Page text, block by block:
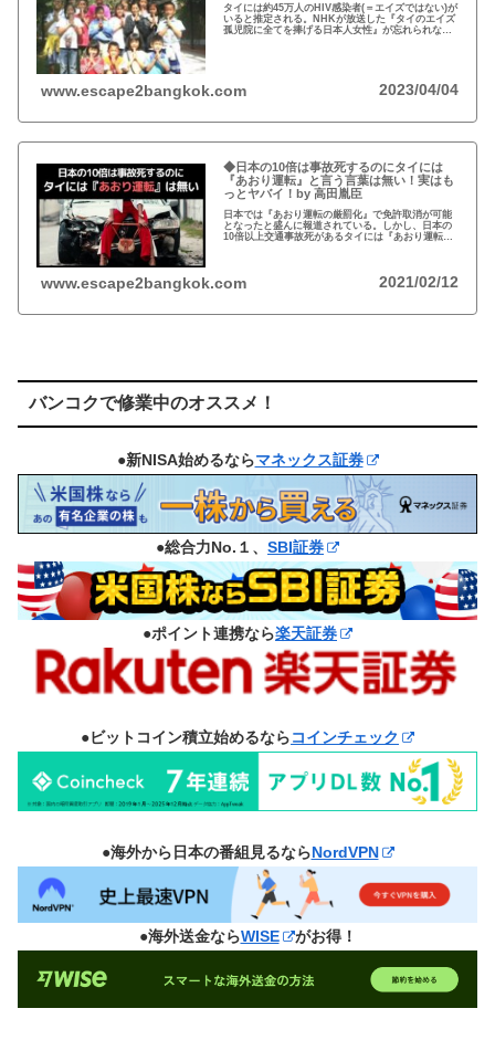
タイには約45万人のHIV感染者(＝エイズではない)が
いると推定される。NHKが放送した『タイのエイズ
孤児院に全てを捧げる日本人女性』が忘れられな
www.escape2bangkok.com 2023/04/04
◆日本の10倍は事故死するのにタイには
『あおり運転』と言う言葉は無い！実はも
っとヤバイ！by 高田胤臣
日本では『あおり運転の厳罰化』で免許取消が可能
となったと盛んに報道されている。しかし、日本の
10倍以上交通事故死があるタイには『あおり運転』
www.escape2bangkok.com 2021/02/12
バンコクで修業中のオススメ！
●新NISA始めるならマネックス証券
●総合力No.１、 SBI証券
●ポイント連携なら楽天証券
●ビットコイン積立始めるならコインチェック
●海外から日本の番組見るならNordVPN
●海外送金ならWISE がお得！